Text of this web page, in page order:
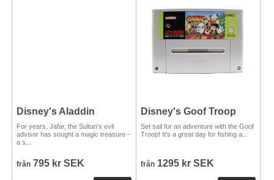
Disney's Aladdin
For years, Jafar, the Sultan's evil
advisor has sought a magic treasure -
a s...
från 795 kr SEK
Disney's Goof Troop
Set sail for an adventure with the Goof
Troop! It's a great day for fishing a...
från 1295 kr SEK